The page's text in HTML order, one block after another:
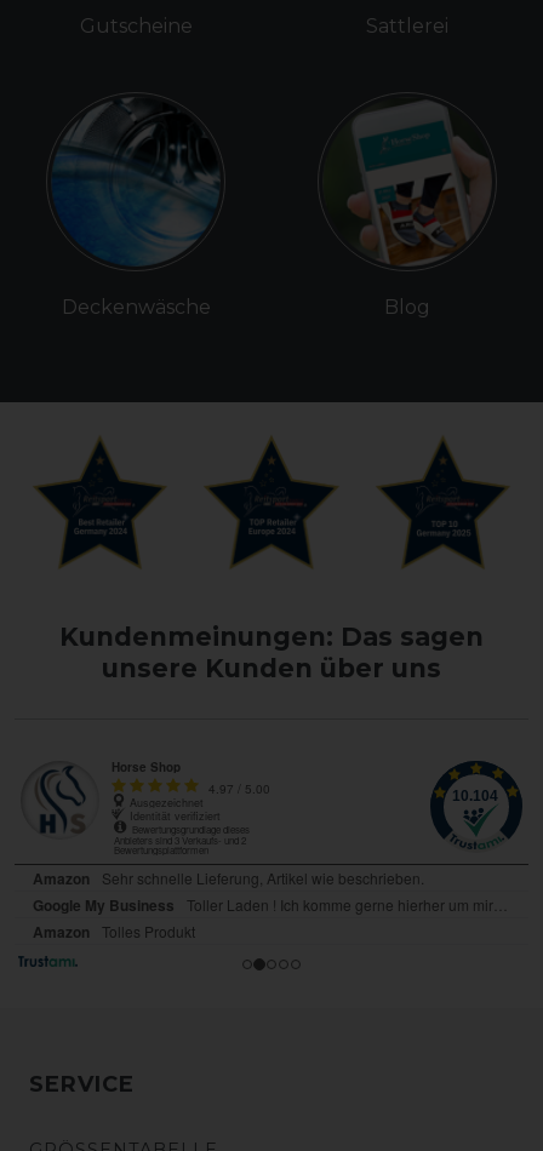
Gutscheine
Deckenwäsche
Sattlerei
Blog
Kundenmeinungen: Das sagen
unsere Kunden über uns
SERVICE